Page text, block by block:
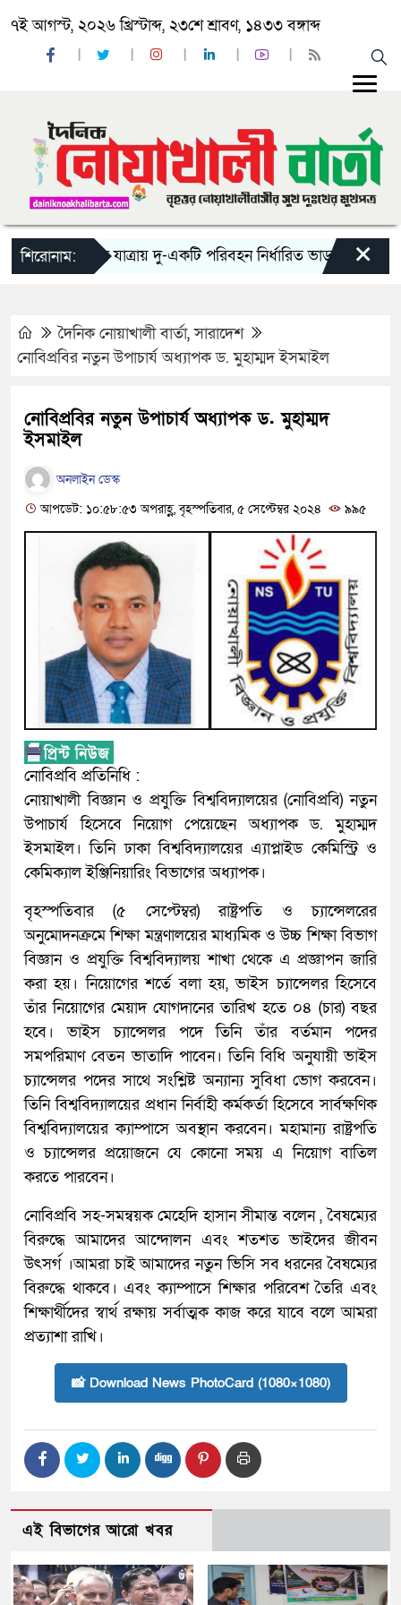
৭ই আগস্ট, ২০২৬ খ্রিস্টাব্দ, ২৩শে শ্রাবণ, ১৪৩৩ বঙ্গাব্দ
শিরোনাম:‘ঈদ যাত্রায় দু-একটি পরিবহন নির্ধারিত ভাড়ার চেয়েও কম
×
দৈনিক নোয়াখালী বার্তা,সারাদেশ
নোবিপ্রবির নতুন উপাচার্য অধ্যাপক ড. মুহাম্মদ ইসমাইল
নোবিপ্রবির নতুন উপাচার্য অধ্যাপক ড. মুহাম্মদ
ইসমাইল
অনলাইন ডেস্ক
আপডেট: ১০:৫৮:৫৩ অপরাহ্ণ, বৃহস্পতিবার, ৫ সেপ্টেম্বর ২০২৪
৯৯৫
নোবিপ্রবি প্রতিনিধি :
নোয়াখালী বিজ্ঞান ও প্রযুক্তি বিশ্ববিদ্যালয়ের (নোবিপ্রবি) নতুন
উপাচার্য হিসেবে নিয়োগ পেয়েছেন অধ্যাপক ড. মুহাম্মদ
ইসমাইল। তিনি ঢাকা বিশ্ববিদ্যালয়ের এ্যাপ্লাইড কেমিস্ট্রি ও
কেমিক্যাল ইঞ্জিনিয়ারিং বিভাগের অধ্যাপক।
বৃহস্পতিবার (৫ সেপ্টেম্বর) রাষ্ট্রপতি ও চ্যান্সেলরের
অনুমোদনক্রমে শিক্ষা মন্ত্রণালয়ের মাধ্যমিক ও উচ্চ শিক্ষা বিভাগ
বিজ্ঞান ও প্রযুক্তি বিশ্ববিদ্যালয় শাখা থেকে এ প্রজ্ঞাপন জারি
করা হয়। নিয়োগের শর্তে বলা হয়, ভাইস চ্যান্সেলর হিসেবে
তাঁর নিয়োগের মেয়াদ যোগদানের তারিখ হতে ০৪ (চার) বছর
হবে। ভাইস চ্যান্সেলর পদে তিনি তাঁর বর্তমান পদের
সমপরিমাণ বেতন ভাতাদি পাবেন। তিনি বিধি অনুযায়ী ভাইস
চ্যান্সেলর পদের সাথে সংশ্লিষ্ট অন্যান্য সুবিধা ভোগ করবেন।
তিনি বিশ্ববিদ্যালয়ের প্রধান নির্বাহী কর্মকর্তা হিসেবে সার্বক্ষণিক
বিশ্ববিদ্যালয়ের ক্যাম্পাসে অবস্থান করবেন। মহামান্য রাষ্ট্রপতি
ও চ্যান্সেলর প্রয়োজনে যে কোনো সময় এ নিয়োগ বাতিল
করতে পারবেন।
নোবিপ্রবি সহ-সমন্বয়ক মেহেদি হাসান সীমান্ত বলেন , বৈষম্যের
বিরুদ্ধে আমাদের আন্দোলন এবং শতশত ভাইদের জীবন
উৎসর্গ ।আমরা চাই আমাদের নতুন ভিসি সব ধরনের বৈষম্যের
বিরুদ্ধে থাকবে। এবং ক্যাম্পাসে শিক্ষার পরিবেশ তৈরি এবং
শিক্ষার্থীদের স্বার্থ রক্ষায় সর্বাত্মক কাজ করে যাবে বলে আমরা
প্রত্যাশা রাখি।
📸 Download News PhotoCard (1080×1080)
এই বিভাগের আরো খবর